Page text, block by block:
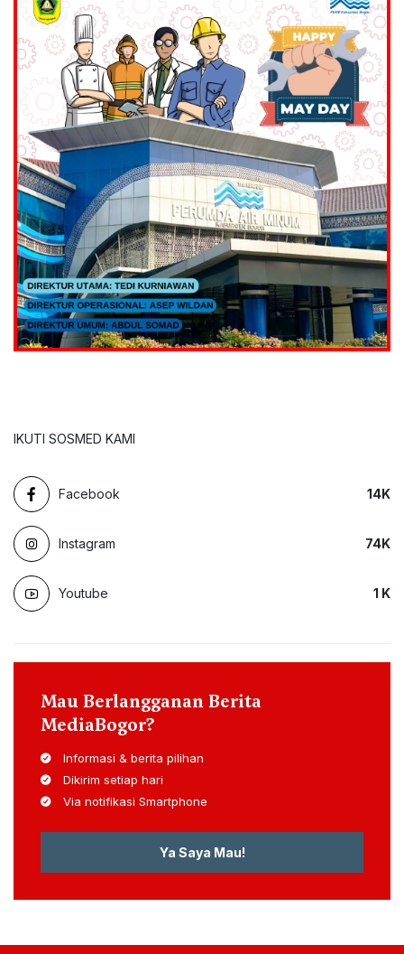
IKUTI SOSMED KAMI
Facebook 14K
Instagram 74K
Youtube 1 K
Mau Berlangganan Berita
MediaBogor?
Informasi & berita pilihan
Dikirim setiap hari
Via notifikasi Smartphone
Ya Saya Mau!